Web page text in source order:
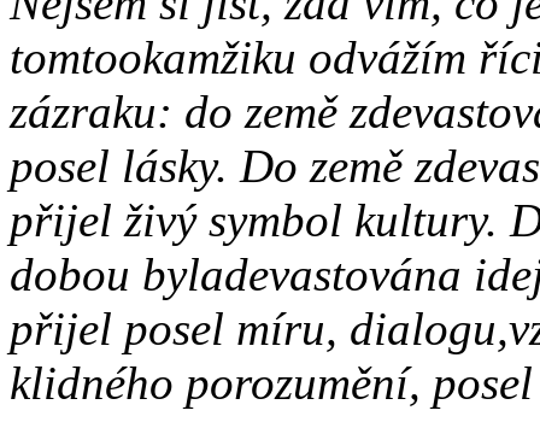
tomtookamžiku odvážím
zázraku: do země
posel lásky. Do země
přijel živý symbol kultury.
dobou byladevastována
přijel posel míru,
klidného porozumění,